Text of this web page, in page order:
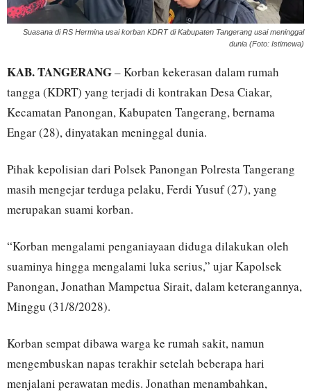
Suasana di RS Hermina usai korban KDRT di Kabupaten Tangerang usai meninggal
dunia (Foto: Istimewa)
KAB. TANGERANG– Korban kekerasan dalam rumah
tangga (KDRT) yang terjadi di kontrakan Desa Ciakar,
Kecamatan Panongan, Kabupaten Tangerang, bernama
Engar (28), dinyatakan meninggal dunia.
Pihak kepolisian dari Polsek Panongan Polresta Tangerang
masih mengejar terduga pelaku, Ferdi Yusuf (27), yang
merupakan suami korban.
“Korban mengalami penganiayaan diduga dilakukan oleh
suaminya hingga mengalami luka serius,” ujar Kapolsek
Panongan, Jonathan Mampetua Sirait, dalam keterangannya,
Minggu (31/8/2028).
Korban sempat dibawa warga ke rumah sakit, namun
mengembuskan napas terakhir setelah beberapa hari
menjalani perawatan medis. Jonathan menambahkan,